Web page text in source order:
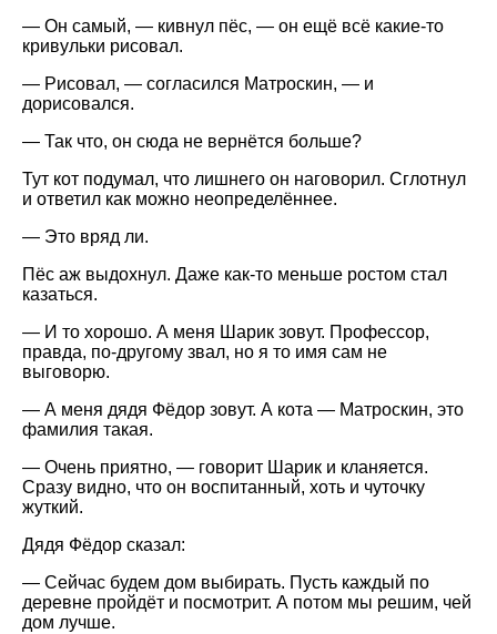
— Он самый, — кивнул пёс, — он ещё всё какие-то
кривульки рисовал.
— Рисовал, — согласился Матроскин, — и
дорисовался.
— Так что, он сюда не вернётся больше?
Тут кот подумал, что лишнего он наговорил. Сглотнул
и ответил как можно неопределённее.
— Это вряд ли.
Пёс аж выдохнул. Даже как-то меньше ростом стал
казаться.
— И то хорошо. А меня Шарик зовут. Профессор,
правда, по-другому звал, но я то имя сам не
выговорю.
— А меня дядя Фёдор зовут. А кота — Матроскин, это
фамилия такая.
— Очень приятно, — говорит Шарик и кланяется.
Сразу видно, что он воспитанный, хоть и чуточку
жуткий.
Дядя Фёдор сказал:
— Сейчас будем дом выбирать. Пусть каждый по
деревне пройдёт и посмотрит. А потом мы решим, чей
дом лучше.